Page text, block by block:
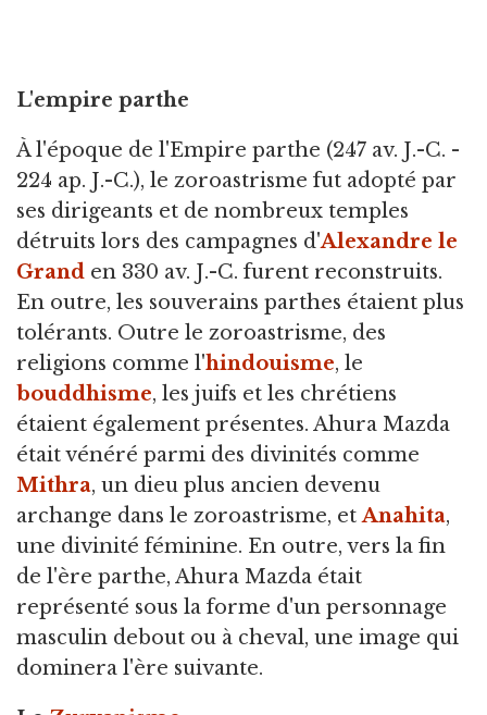
L'empire parthe
À l'époque de l'Empire parthe (247 av. J.-C. -
224 ap. J.-C.), le zoroastrisme fut adopté par
ses dirigeants et de nombreux temples
détruits lors des campagnes d'Alexandre le
Grand en 330 av. J.-C. furent reconstruits.
En outre, les souverains parthes étaient plus
tolérants. Outre le zoroastrisme, des
religions comme l'hindouisme, le
bouddhisme, les juifs et les chrétiens
étaient également présentes. Ahura Mazda
était vénéré parmi des divinités comme
Mithra, un dieu plus ancien devenu
archange dans le zoroastrisme, etAnahita,
une divinité féminine. En outre, vers la fin
de l'ère parthe, Ahura Mazda était
représenté sous la forme d'un personnage
masculin debout ou à cheval, une image qui
dominera l'ère suivante.